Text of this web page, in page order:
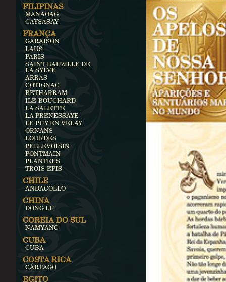
FILIPINAS
MANAOAG
CAYSASAY
FRANÇA
GARAISON
LAUS
PARIS
SAINT BAUZILLE DE
LA SYLVE
ARRAS
COTIGNAC
BETHARRAM
ILE-BOUCHARD
LA SALETTE
LA PRENESSAYE
LE PUY EN VELAY
ORNANS
LOURDES
PELLEVOISIN
PONTMAIN
PLANTEES
TROIS-EPIS
CHILE
ANDACOLLO
CHINA
DONG LU
COREIA DO SUL
NAMYANG
CUBA
CUBA
COSTA RICA
CÁRTAGO
EGITO